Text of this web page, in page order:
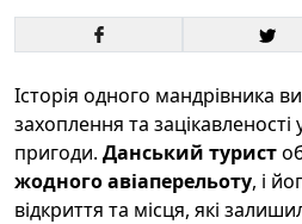
Історія одного мандрівника
захоплення та
пригоди. Данський турист
жодного авіаперельоту, і
відкриття та місця, які